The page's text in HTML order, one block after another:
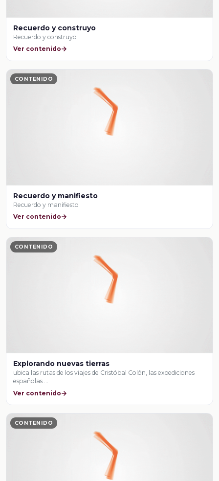
Recuerdo y construyo
Recuerdo y construyo
Ver contenido
CONTENIDO
Recuerdo y manifiesto
Recuerdo y manifiesto
Ver contenido
CONTENIDO
Explorando nuevas tierras
ubica las rutas de los viajes de Cristóbal Colón, las expediciones
españolas …
Ver contenido
CONTENIDO